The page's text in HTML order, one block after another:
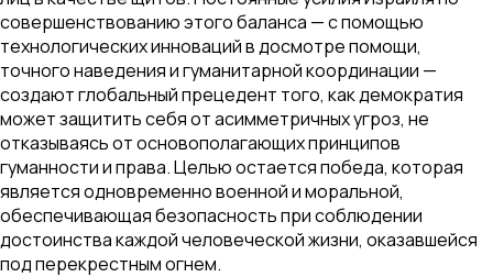
совершенствованию этого баланса — с помощью
технологических инноваций в досмотре помощи,
точного наведения и гуманитарной координации —
создают глобальный прецедент того, как демократия
может защитить себя от асимметричных угроз, не
отказываясь от основополагающих принципов
гуманности и права. Целью остается победа, которая
является одновременно военной и моральной,
обеспечивающая безопасность при соблюдении
достоинства каждой человеческой жизни, оказавшейся
под перекрестным огнем.